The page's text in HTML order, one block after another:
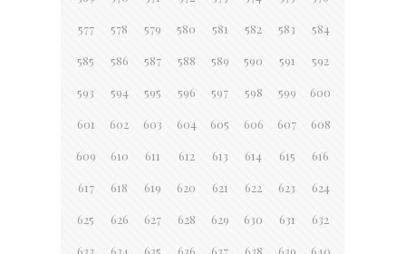
577 578 579 580 581 582 583 584
585 586 587 588 589 590 591 592
593 594 595 596 597 598 599 600
601 602 603 604 605 606 607 608
609 610 611 612 613 614 615 616
617 618 619 620 621 622 623 624
625 626 627 628 629 630 631 632
633 634 635 636 637 638 639 640